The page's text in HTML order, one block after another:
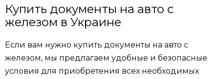
Купить документы на авто с
железом в Украине
Если вам нужно купить документы на авто с
железом, мы предлагаем удобные и безопасные
условия для приобретения всех необходимых